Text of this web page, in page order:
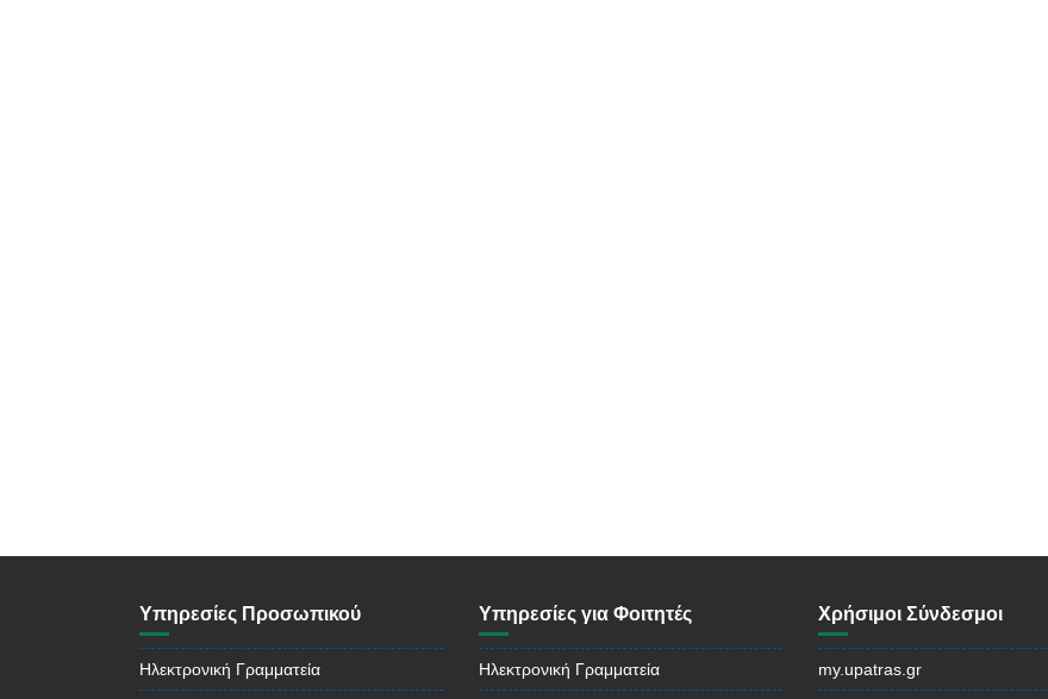
Υπηρεσίες Προσωπικού
Ηλεκτρονική Γραμματεία
Υπηρεσίες για Φοιτητές
Ηλεκτρονική Γραμματεία
Χρήσιμοι Σύνδεσμοι
my.upatras.gr